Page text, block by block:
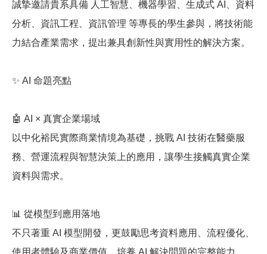
誠摯邀請貴系具備 人工智慧、機器學習、生成式 AI
、資料
分析、資訊工程、資訊管理 等專長的學生參與，將技術能
力結合產業需求，提出兼具創新性與實用性的解決方案。
✨ AI 命題亮點
🤖 AI × 真實企業場域
以中化裕民實際商業情境為基礎，挑戰 AI 技術在醫藥服
務、營運流程與智慧決策上的應用，讓學生接觸真實企業
資料與需求。
📊 從模型到應用落地
不只著重 AI 模型開發，更鼓勵思考資料應用、流程優化、
使用者體驗及商業價值，培養 AI 解決問題的完整能力。